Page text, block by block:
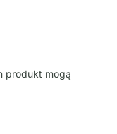
produkt mogą